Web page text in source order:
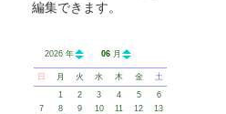
編集できます。
2026 年 06 月
日 月 火 水 木 金
土
1
2 3 4 5
6
7
8 9 10 11 12
13